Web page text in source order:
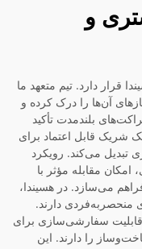
و
دارد. تیم متعهد ما
آن‌ها را درک کرده و
بلندمدت تأکید
شریک قابل اعتماد برای
تبدیل می‌کند. رویکرد
مقابله مؤثر با
می‌سازد. در هسیندا،
منحصربه‌فردی دارند.
سفارشی‌سازی برای
را دارند. این